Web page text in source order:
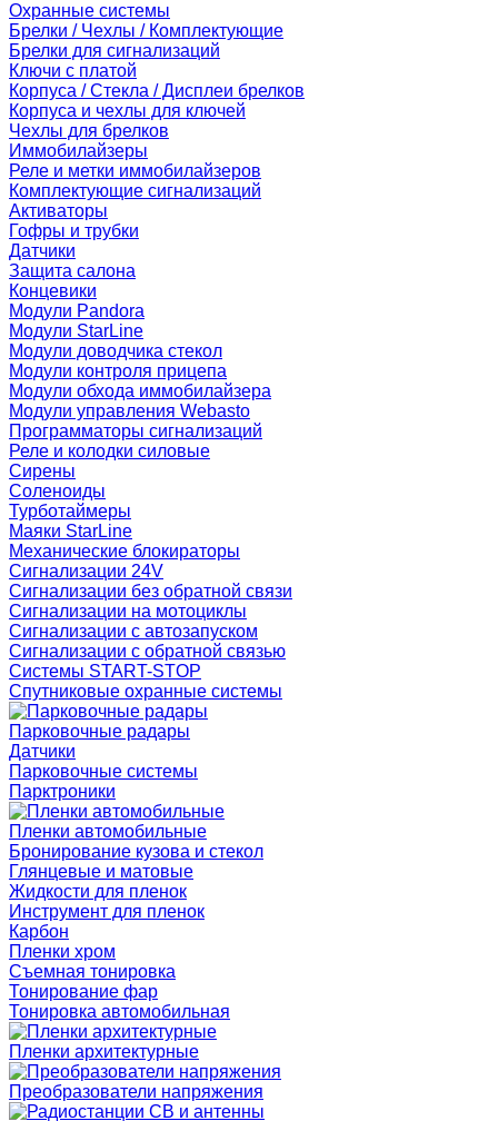
Охранные системы
Брелки / Чехлы / Комплектующие
Брелки для сигнализаций
Ключи с платой
Корпуса / Стекла / Дисплеи брелков
Корпуса и чехлы для ключей
Чехлы для брелков
Иммобилайзеры
Реле и метки иммобилайзеров
Комплектующие сигнализаций
Активаторы
Гофры и трубки
Датчики
Защита салона
Концевики
Модули Pandora
Модули StarLine
Модули доводчика стекол
Модули контроля прицепа
Модули обхода иммобилайзера
Модули управления Webasto
Программаторы сигнализаций
Реле и колодки силовые
Сирены
Соленоиды
Турботаймеры
Маяки StarLine
Механические блокираторы
Сигнализации 24V
Сигнализации без обратной связи
Сигнализации на мотоциклы
Сигнализации с автозапуском
Сигнализации с обратной связью
Системы START-STOP
Спутниковые охранные системы
Парковочные радары
Датчики
Парковочные системы
Парктроники
Пленки автомобильные
Бронирование кузова и стекол
Глянцевые и матовые
Жидкости для пленок
Инструмент для пленок
Карбон
Пленки хром
Съемная тонировка
Тонирование фар
Тонировка автомобильная
Пленки архитектурные
Преобразователи напряжения